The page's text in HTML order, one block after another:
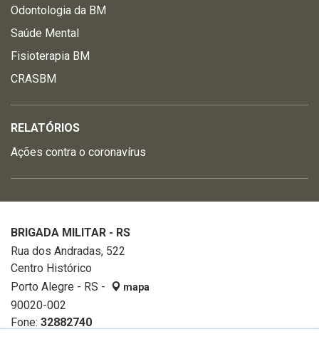
Odontologia da BM
Saúde Mental
Fisioterapia BM
CRASBM
RELATÓRIOS
Ações contra o coronavírus
BRIGADA MILITAR - RS
Rua dos Andradas, 522
Centro Histórico
Porto Alegre - RS -
mapa
90020-002
Fone: 32882740